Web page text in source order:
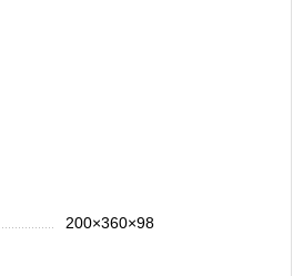
200×360×98